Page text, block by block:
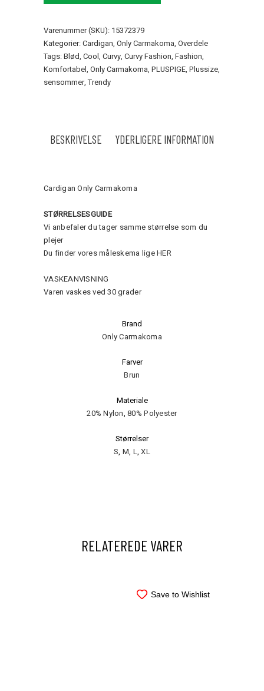
quantity
Varenummer (SKU): 15372379
Kategorier:Cardigan, Only Carmakoma, Overdele
Tags:Blød, Cool, Curvy, Curvy Fashion, Fashion,
Komfortabel, Only Carmakoma, PLUSPIGE, Plussize,
sensommer,Trendy
BESKRIVELSE YDERLIGERE INFORMATION
Cardigan Only Carmakoma
STØRRELSESGUIDE
Vi anbefaler du tager samme størrelse som du
plejer
Du finder vores måleskema ligeHER
VASKEANVISNING
Varen vaskes ved 30 grader
Brand
Only Carmakoma
Farver
Brun
Materiale
20% Nylon,80% Polyester
Størrelser
S, M, L,XL
RELATEREDE VARER
Save to Wishlist